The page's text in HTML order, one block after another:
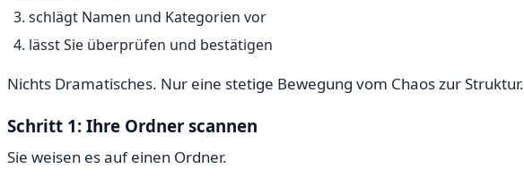
schlägt Namen und Kategorien vor
lässt Sie überprüfen und bestätigen
Nichts Dramatisches. Nur eine stetige Bewegung vom Chaos zur Struktur.
Schritt 1: Ihre Ordner scannen
Sie weisen es auf einen Ordner.